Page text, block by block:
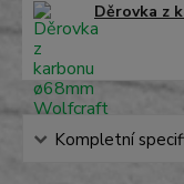
Děrovka z
Kompletní